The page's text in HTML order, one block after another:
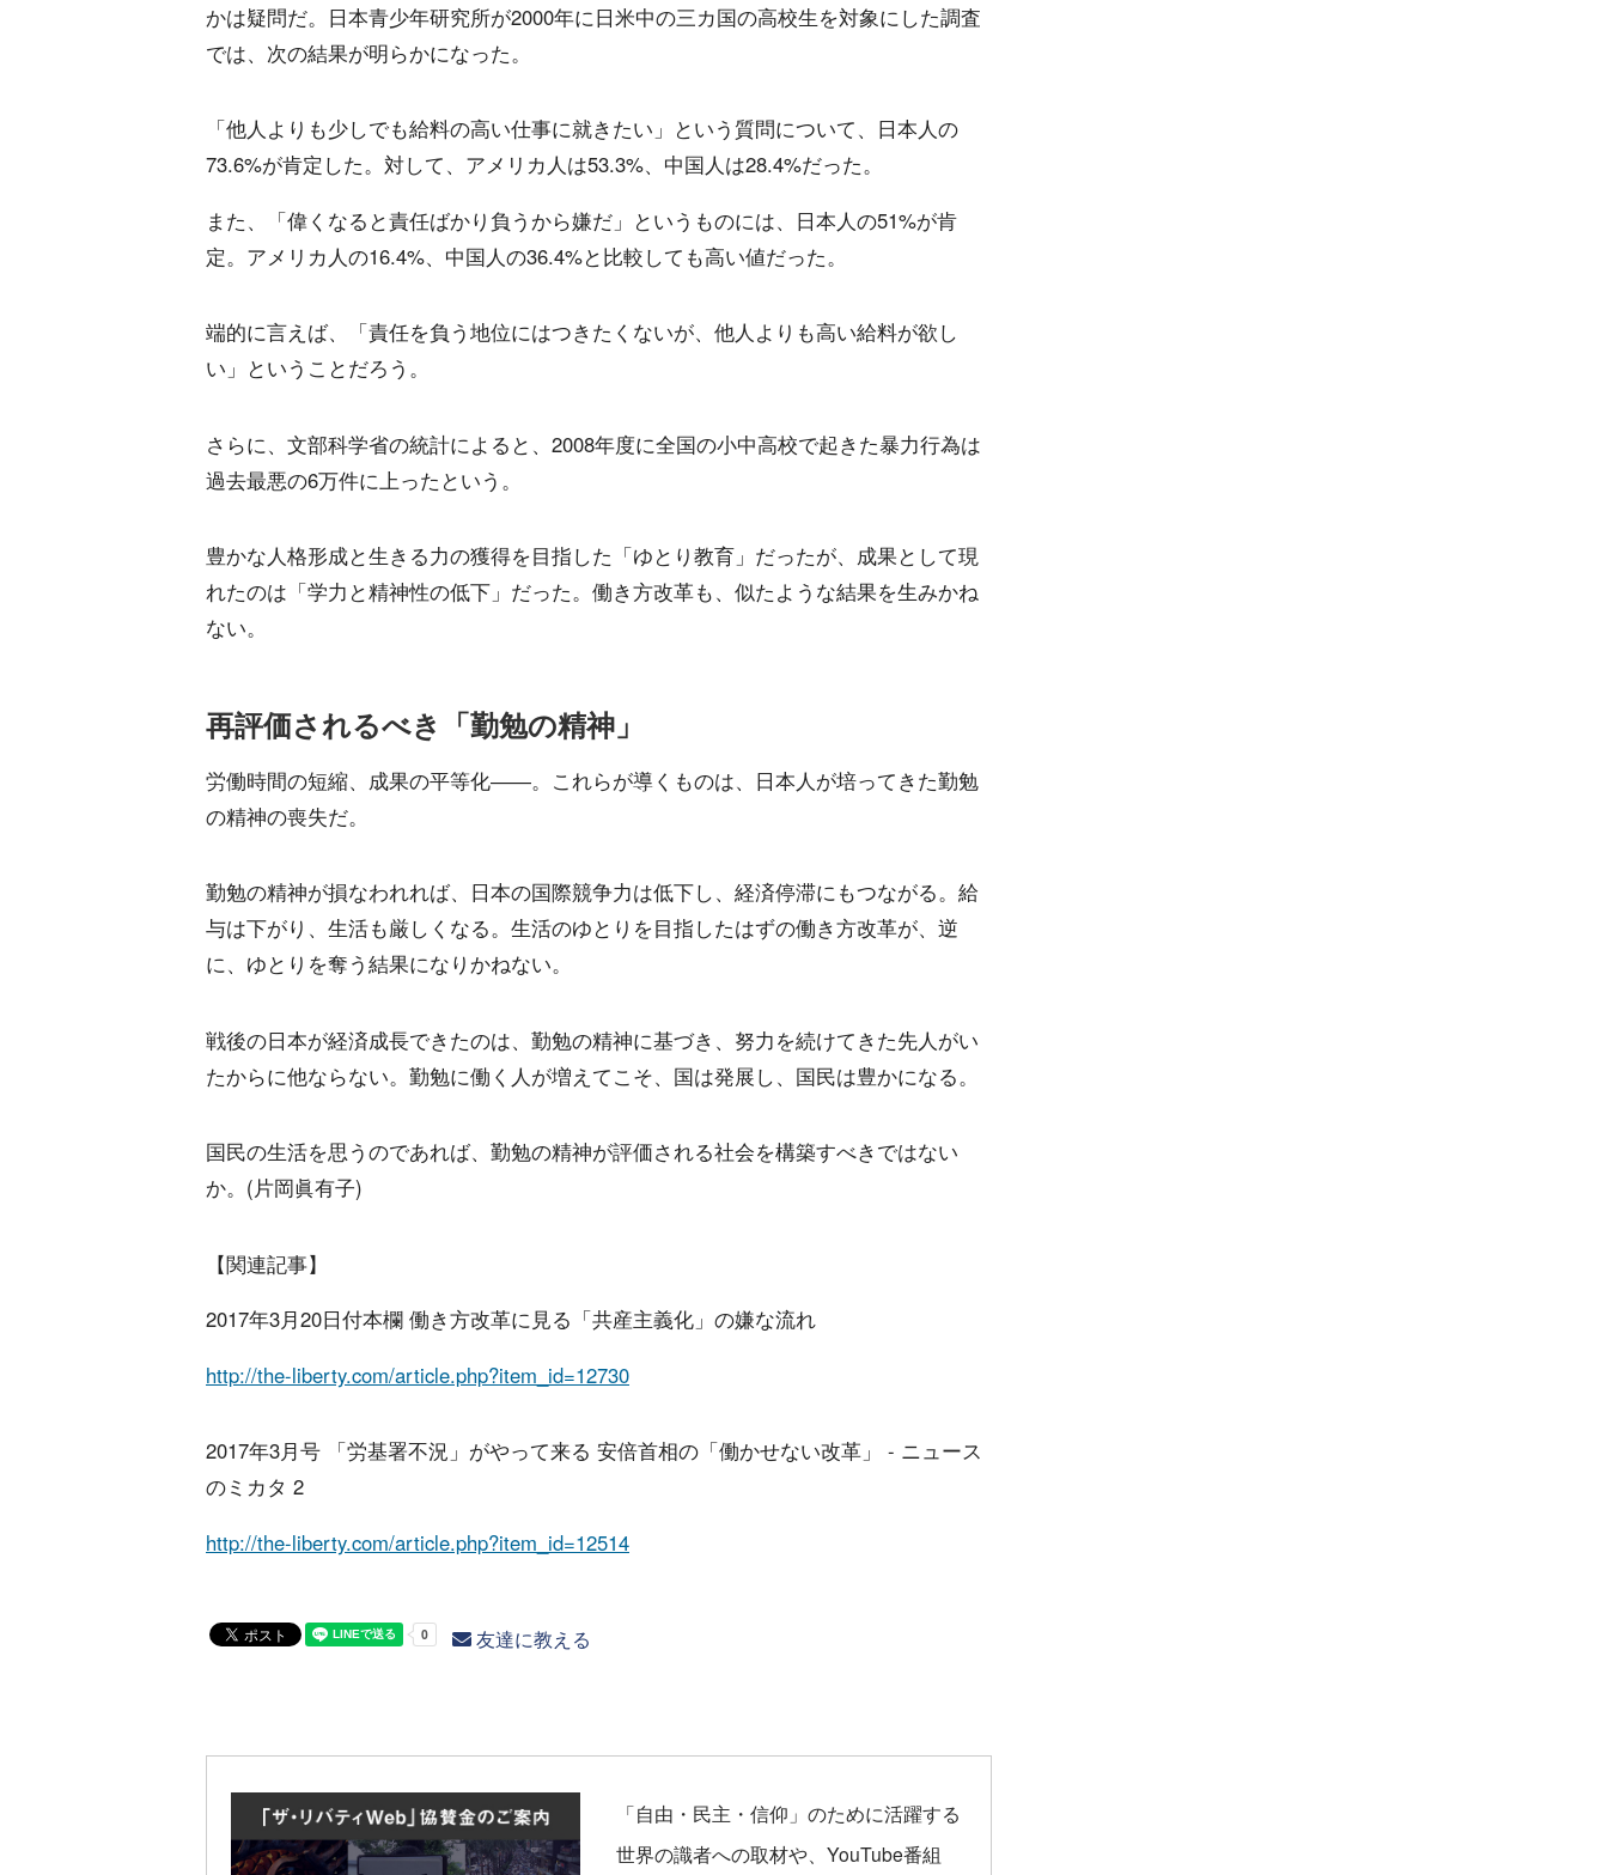
かは疑問だ。日本青少年研究所が2000年に日米中の三カ国の高校生を対象にした調査
では、次の結果が明らかになった。
「他人よりも少しでも給料の高い仕事に就きたい」という質問について、日本人の
73.6%が肯定した。対して、アメリカ人は53.3%、中国人は28.4%だった。
また、「偉くなると責任ばかり負うから嫌だ」というものには、日本人の51%が肯
定。アメリカ人の16.4%、中国人の36.4%と比較しても高い値だった。
端的に言えば、「責任を負う地位にはつきたくないが、他人よりも高い給料が欲し
い」ということだろう。
さらに、文部科学省の統計によると、2008年度に全国の小中高校で起きた暴力行為は
過去最悪の6万件に上ったという。
豊かな人格形成と生きる力の獲得を目指した「ゆとり教育」だったが、成果として現
れたのは「学力と精神性の低下」だった。働き方改革も、似たような結果を生みかね
ない。
再評価されるべき「勤勉の精神」
労働時間の短縮、成果の平等化――。これらが導くものは、日本人が培ってきた勤勉
の精神の喪失だ。
勤勉の精神が損なわれれば、日本の国際競争力は低下し、経済停滞にもつながる。給
与は下がり、生活も厳しくなる。生活のゆとりを目指したはずの働き方改革が、逆
に、ゆとりを奪う結果になりかねない。
戦後の日本が経済成長できたのは、勤勉の精神に基づき、努力を続けてきた先人がい
たからに他ならない。勤勉に働く人が増えてこそ、国は発展し、国民は豊かになる。
国民の生活を思うのであれば、勤勉の精神が評価される社会を構築すべきではない
か。(片岡眞有子)
【関連記事】
2017年3月20日付本欄 働き方改革に見る「共産主義化」の嫌な流れ
http://the-liberty.com/article.php?item_id=12730
2017年3月号 「労基署不況」がやって来る 安倍首相の「働かせない改革」 - ニュース
のミカタ 2
http://the-liberty.com/article.php?item_id=12514
友達に教える
「自由・民主・信仰」のために活躍する
世界の識者への取材や、YouTube番組